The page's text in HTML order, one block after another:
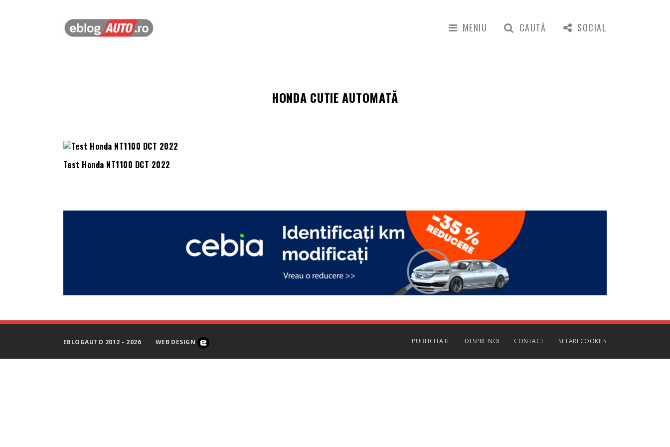
MENIU CAUTĂ SOCIAL
HONDA CUTIE AUTOMATĂ
Test Honda NT1100 DCT 2022
EBLOGAUTO 2012 - 2026 WEB DESIGN PUBLICITATE DESPRE NOI CONTACT SETARI COOKIES